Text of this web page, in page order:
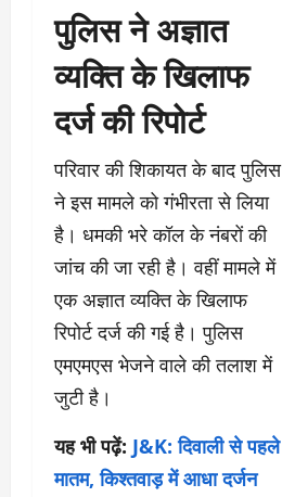
पुलिस ने अज्ञात
व्यक्ति के खिलाफ
दर्ज की रिपोर्ट
परिवार की शिकायत के बाद पुलिस
ने इस मामले को गंभीरता से लिया
है। धमकी भरे कॉल के नंबरों की
जांच की जा रही है। वहीं मामले में
एक अज्ञात व्यक्ति के खिलाफ
रिपोर्ट दर्ज की गई है। पुलिस
एमएमएस भेजने वाले की तलाश में
जुटी है।
यह भी पढ़ें: J&K: दिवाली से पहले
मातम, किश्तवाड़ में आधा दर्जन